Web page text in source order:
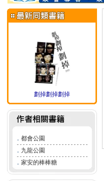
劃掉劃掉劃掉
． 都會公園
． 九龍公園
． 家安的棒棒糖